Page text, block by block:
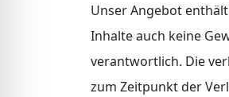
Unser Angebot
Inhalte auch keine
verantwortlich. Die
zum Zeitpunkt der